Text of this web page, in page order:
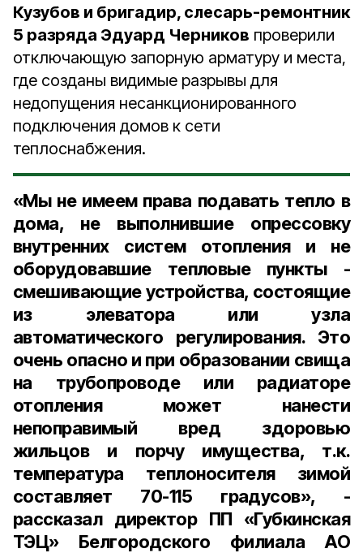
Кузубов и бригадир, слесарь-ремонтник
5 разряда Эдуард Черников проверили
отключающую запорную арматуру и места,
где созданы видимые разрывы для
недопущения несанкционированного
подключения домов к сети
теплоснабжения.
«Мы не имеем права подавать тепло в
дома, не выполнившие опрессовку
внутренних систем отопления и не
оборудовавшие тепловые пункты -
смешивающие устройства, состоящие
из элеватора или узла
автоматического регулирования. Это
очень опасно и при образовании свища
на трубопроводе или радиаторе
отопления может нанести
непоправимый вред здоровью
жильцов и порчу имущества, т.к.
температура теплоносителя зимой
составляет 70-115 градусов», -
рассказал директор ПП «Губкинская
ТЭЦ» Белгородского филиала АО